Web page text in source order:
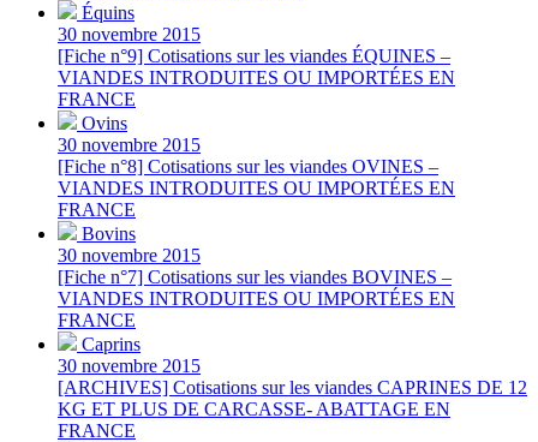
Équins
30 novembre 2015
[Fiche n°9] Cotisations sur les viandes ÉQUINES –
VIANDES INTRODUITES OU IMPORTÉES EN
FRANCE
Ovins
30 novembre 2015
[Fiche n°8] Cotisations sur les viandes OVINES –
VIANDES INTRODUITES OU IMPORTÉES EN
FRANCE
Bovins
30 novembre 2015
[Fiche n°7] Cotisations sur les viandes BOVINES –
VIANDES INTRODUITES OU IMPORTÉES EN
FRANCE
Caprins
30 novembre 2015
[ARCHIVES] Cotisations sur les viandes CAPRINES DE 12
KG ET PLUS DE CARCASSE- ABATTAGE EN
FRANCE